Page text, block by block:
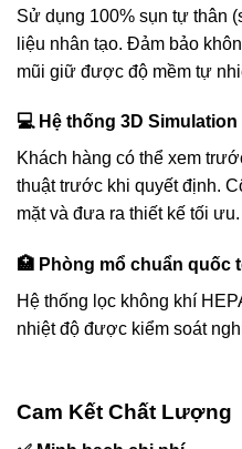
Sử dụng 100% sụn tự thân
liệu nhân tạo. Đảm bảo
mũi giữ được độ mềm tự
💻 Hệ thống 3D Simulation
Khách hàng có thể xem
thuật trước khi quyết định.
mặt và đưa ra thiết kế tối ưu.
🏥 Phòng mổ chuẩn quốc
Hệ thống lọc không khí
nhiệt độ được kiểm soát
Cam Kết Chất Lượng